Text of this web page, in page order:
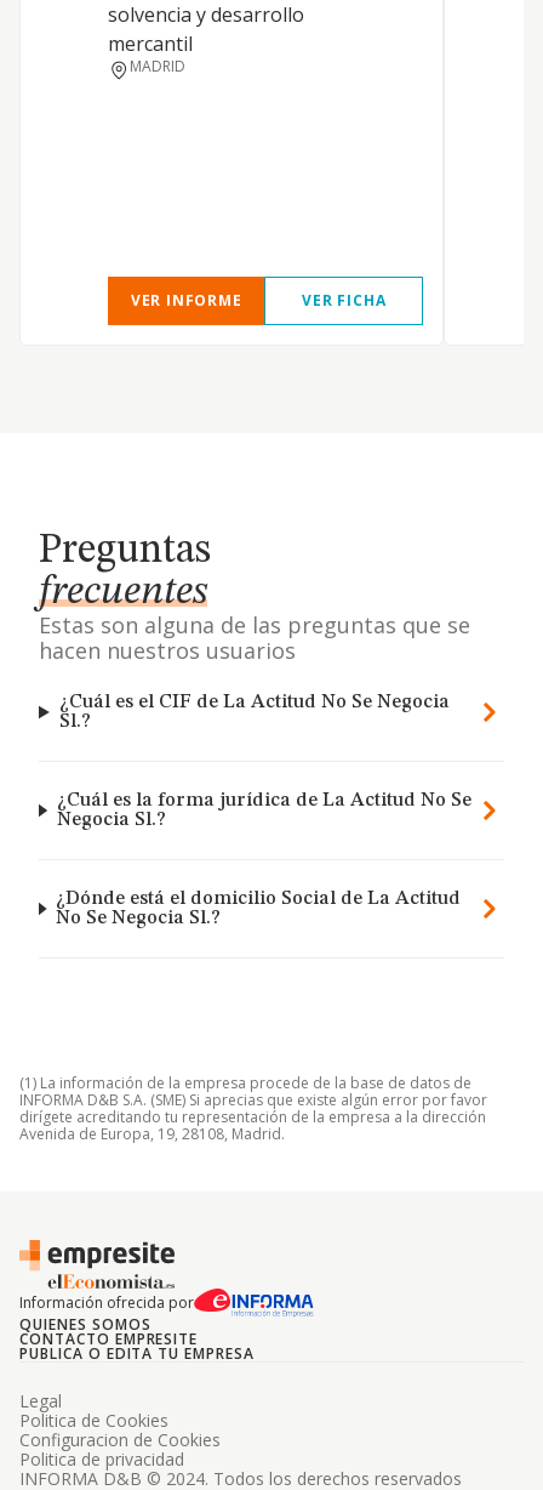
solvencia y desarrollo
mercantil
MADRID
VER INFORME VER FICHA
Preguntas
frecuentes
Estas son alguna de las preguntas que se
hacen nuestros usuarios
¿Cuál es el CIF de La Actitud No Se Negocia
Sl.?
¿Cuál es la forma jurídica de La Actitud No Se
Negocia Sl.?
¿Dónde está el domicilio Social de La Actitud
No Se Negocia Sl.?
(1) La información de la empresa procede de la base de datos de
INFORMA D&B S.A. (SME) Si aprecias que existe algún error por favor
dirígete acreditando tu representación de la empresa a la dirección
Avenida de Europa, 19, 28108, Madrid.
Información ofrecida por
QUIENES SOMOS
CONTACTO EMPRESITE
PUBLICA O EDITA TU EMPRESA
INFORMA D&B © 2024. Todos los derechos reservados
Legal
Politica de Cookies
Configuracion de Cookies
Politica de privacidad